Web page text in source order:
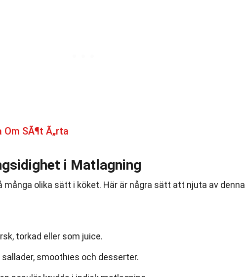
Om SÃ¶t Ã„rta
i Matlagning
många olika sätt i köket. Här är några sätt att njuta av denna
torkad eller som juice.
smoothies och desserter.